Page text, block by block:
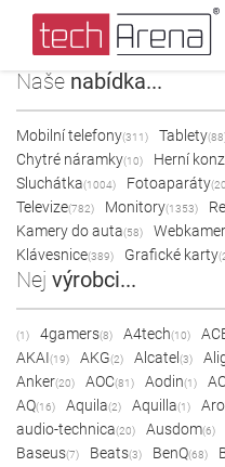
Naše nabídka...
Mobilní telefony(311) Tablety
Chytré náramky(10) Herní
Sluchátka(1004) Fotoaparáty
Televize(782) Monitory(1353)
Kamery do auta(58)
Klávesnice(389) Grafické karty
Nej výrobci...
(1) 4gamers(8) A4tech(10)
AKAI(19) AKG(2) Alcatel (3)
Anker(20) AOC(81) Aodin(1)
AQ(16) Aquila(2) Aquilla(1)
audio-technica(20) Ausdom(6)
Baseus(7) Beats(3) BenQ(68)